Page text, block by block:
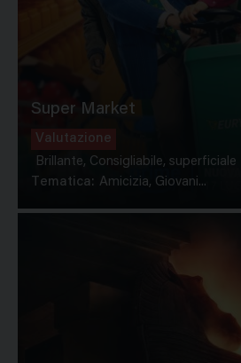
Super Market
Valutazione
Brillante, Consigliabile, superficiale
Tematica: Amicizia, Giovani...